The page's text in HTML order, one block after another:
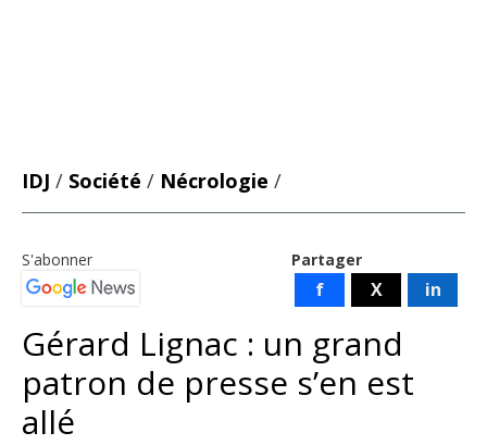
IDJ / Société / Nécrologie /
Partager
f X in
S'abonner
Gérard Lignac : un grand
patron de presse s’en est
allé